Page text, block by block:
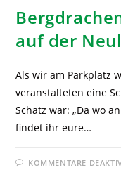
auf der
Als wir am Parkplatz
veranstalteten eine
Schatz war: „Da wo
findet ihr eure…
KOMMENTARE